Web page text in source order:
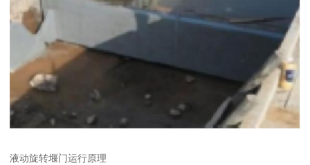
液动旋转堰门运行原理